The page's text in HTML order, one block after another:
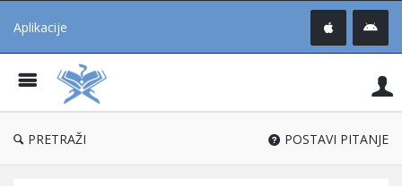
Aplikacije
®
PRETRAŽI POSTAVI PITANJE